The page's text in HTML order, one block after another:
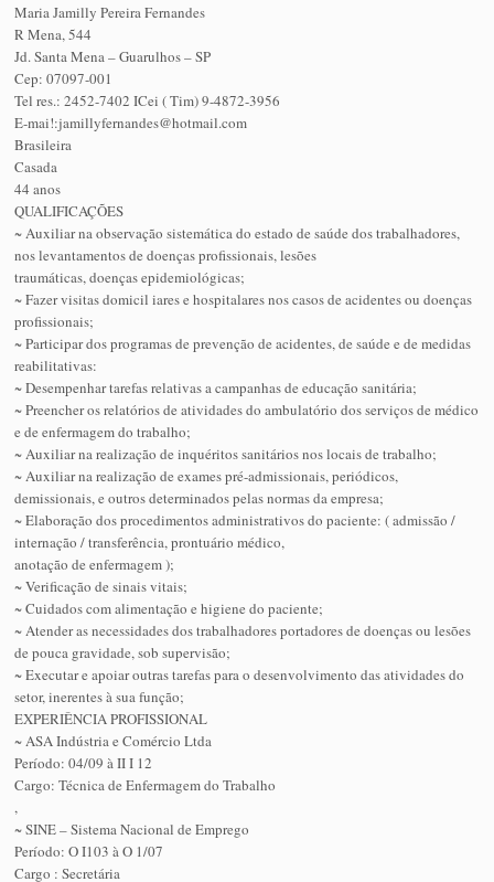
Maria Jamilly Pereira Fernandes
R Mena, 544
Jd. Santa Mena – Guarulhos – SP
Cep: 07097-001
Tel res.: 2452-7402 ICei ( Tim) 9-4872-3956
E-mai!:jamillyfernandes@hotmail.com
Brasileira
Casada
44 anos
QUALIFICAÇÕES
~ Auxiliar na observação sistemática do estado de saúde dos trabalhadores,
nos levantamentos de doenças profissionais, lesões
traumáticas, doenças epidemiológicas;
~ Fazer visitas domicil iares e hospitalares nos casos de acidentes ou doenças
profissionais;
~ Participar dos programas de prevenção de acidentes, de saúde e de medidas
reabilitativas:
~ Desempenhar tarefas relativas a campanhas de educação sanitária;
~ Preencher os relatórios de atividades do ambulatório dos serviços de médico
e de enfermagem do trabalho;
~ Auxiliar na realização de inquéritos sanitários nos locais de trabalho;
~ Auxiliar na realização de exames pré-admissionais, periódicos,
demissionais, e outros determinados pelas normas da empresa;
~ Elaboração dos procedimentos administrativos do paciente: ( admissão /
internação / transferência, prontuário médico,
anotação de enfermagem );
~ Verificação de sinais vitais;
~ Cuidados com alimentação e higiene do paciente;
~ Atender as necessidades dos trabalhadores portadores de doenças ou lesões
de pouca gravidade, sob supervisão;
~ Executar e apoiar outras tarefas para o desenvolvimento das atividades do
setor, inerentes à sua função;
EXPERIÊNCIA PROFISSIONAL
~ ASA Indústria e Comércio Ltda
Período: 04/09 à II I 12
Cargo: Técnica de Enfermagem do Trabalho
,
~ SINE – Sistema Nacional de Emprego
Período: O I103 à O 1/07
Cargo : Secretária